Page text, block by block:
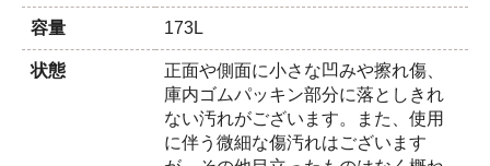
容量 173L
状態
正面や側面に小さな凹みや擦れ傷、
庫内ゴムパッキン部分に落としきれ
ない汚れがございます。また、使用
に伴う微細な傷汚れはございます